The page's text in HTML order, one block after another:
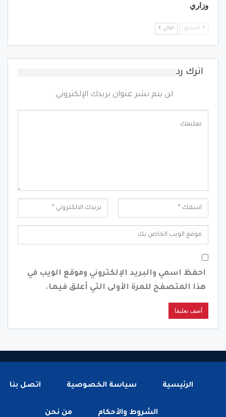
وزاري
السابق التالي
اترك رد
لن يتم نشر عنوان بريدك الإلكتروني.
احفظ اسمي والبريد الإلكتروني وموقع الويب في
هذا المتصفح للمرة الأولى التي أعلق فيها.
الرئيسية سياسة الخصوصية اتصل بنا
الشروط والأحكام من نحن